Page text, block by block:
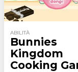
ABILITÀ
Bunnies
Kingdom
Cooking